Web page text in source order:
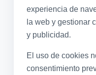
experiencia de
la web y gestionar
y publicidad.
El uso de cookies
consentimiento